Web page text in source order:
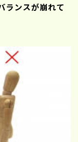
ランスが崩れて